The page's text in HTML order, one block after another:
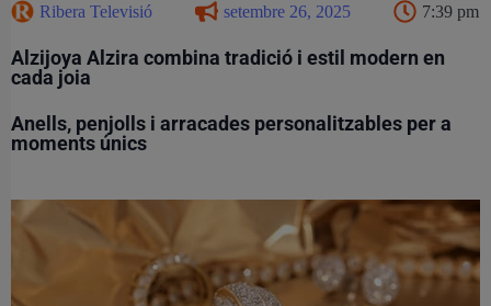
Ribera Televisió setembre 26, 2025 7:39 pm
Alzijoya Alzira combina tradició i estil modern en
cada joia
Anells, penjolls i arracades personalitzables per a
moments únics